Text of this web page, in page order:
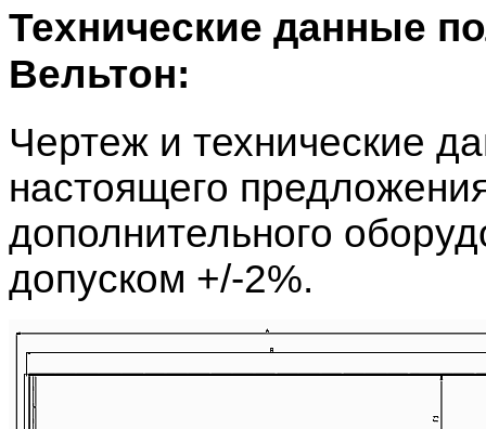
Технические данные
Вельтон:
Чертеж и технические
настоящего
дополнительного
допуском +/-2%.